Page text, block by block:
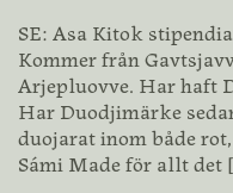
SE: Asa Kitok
Kommer från
Arjepluovve. Har haft
Har Duodjimärke
duojarat inom både
Sámi Made för allt det